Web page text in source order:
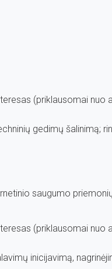
(priklausomai nuo
gedimų šalinimą;
saugumo
(priklausomai nuo
inicijavimą,